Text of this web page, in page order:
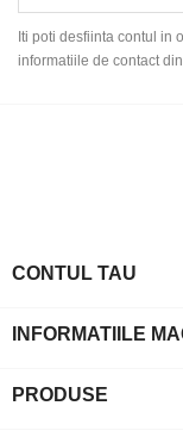
Iti poti desfiinta contul in
informatiile de contact
CONTUL TAU
INFORMATIILE
PRODUSE